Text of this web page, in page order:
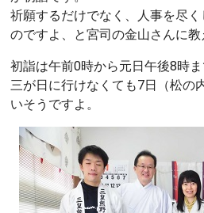
祈願するだけでなく、人事を尽
のですよ、と宮司の金山さんに教
初詣は午前0時から元日午後8時ま
三が日に行けなくても7日（松の
いそうですよ。